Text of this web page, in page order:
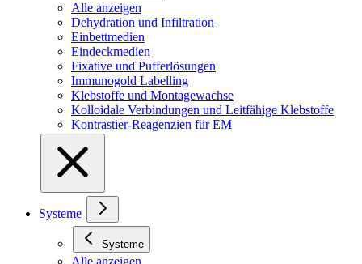
Alle anzeigen
Dehydration und Infiltration
Einbettmedien
Eindeckmedien
Fixative und Pufferlösungen
Immunogold Labelling
Klebstoffe und Montagewachse
Kolloidale Verbindungen und Leitfähige Klebstoffe
Kontrastier-Reagenzien für EM
Systeme
Systeme
Alle anzeigen